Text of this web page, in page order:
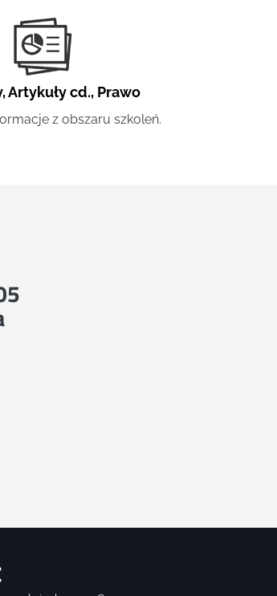
,Artykuły cd., Prawo
z obszaru szkoleń.